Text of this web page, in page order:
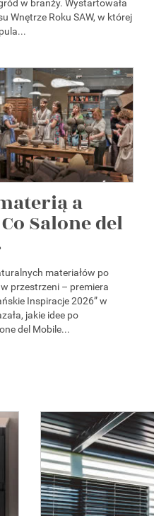
w branży. Wystartowała
Wnętrze Roku SAW, w której
a
Salone del
materiałów po
przestrzeni – premiera
Inspiracje 2026” w
jakie idee po
del Mobile...